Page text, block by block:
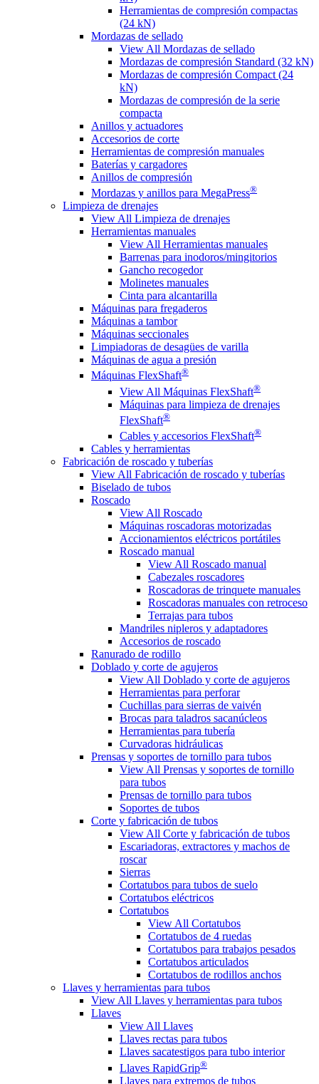
Herramientas de compresión compactas
(24 kN)
Mordazas de sellado
View All Mordazas de sellado
Mordazas de compresión Standard (32 kN)
Mordazas de compresión Compact (24
kN)
Mordazas de compresión de la serie
compacta
Anillos y actuadores
Accesorios de corte
Herramientas de compresión manuales
Baterías y cargadores
Anillos de compresión
Mordazas y anillos para MegaPress®
Limpieza de drenajes
View All Limpieza de drenajes
Herramientas manuales
View All Herramientas manuales
Barrenas para inodoros/mingitorios
Gancho recogedor
Molinetes manuales
Cinta para alcantarilla
Máquinas para fregaderos
Máquinas a tambor
Máquinas seccionales
Limpiadoras de desagües de varilla
Máquinas de agua a presión
Máquinas FlexShaft®
View All Máquinas FlexShaft®
Máquinas para limpieza de drenajes
FlexShaft®
Cables y accesorios FlexShaft®
Cables y herramientas
Fabricación de roscado y tuberías
View All Fabricación de roscado y tuberías
Biselado de tubos
Roscado
View All Roscado
Máquinas roscadoras motorizadas
Accionamientos eléctricos portátiles
Roscado manual
View All Roscado manual
Cabezales roscadores
Roscadoras de trinquete manuales
Roscadoras manuales con retroceso
Terrajas para tubos
Mandriles nipleros y adaptadores
Accesorios de roscado
Ranurado de rodillo
Doblado y corte de agujeros
View All Doblado y corte de agujeros
Herramientas para perforar
Cuchillas para sierras de vaivén
Brocas para taladros sacanúcleos
Herramientas para tubería
Curvadoras hidráulicas
Prensas y soportes de tornillo para tubos
View All Prensas y soportes de tornillo
para tubos
Prensas de tornillo para tubos
Soportes de tubos
Corte y fabricación de tubos
View All Corte y fabricación de tubos
Escariadoras, extractores y machos de
roscar
Sierras
Cortatubos para tubos de suelo
Cortatubos eléctricos
Cortatubos
View All Cortatubos
Cortatubos de 4 ruedas
Cortatubos para trabajos pesados
Cortatubos articulados
Cortatubos de rodillos anchos
Llaves y herramientas para tubos
View All Llaves y herramientas para tubos
Llaves
View All Llaves
Llaves rectas para tubos
Llaves sacatestigos para tubo interior
Llaves RapidGrip®
Llaves para extremos de tubos